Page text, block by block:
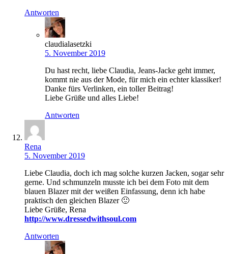
Antworten
claudialasetzki
5. November 2019
Du hast recht, liebe Claudia, Jeans-Jacke geht immer,
kommt nie aus der Mode, für mich ein echter klassiker!
Danke fürs Verlinken, ein toller Beitrag!
Liebe Grüße und alles Liebe!
Antworten
Rena
5. November 2019
Liebe Claudia, doch ich mag solche kurzen Jacken, sogar sehr
gerne. Und schmunzeln musste ich bei dem Foto mit dem
blauen Blazer mit der weißen Einfassung, denn ich habe
praktisch den gleichen Blazer 🙂
Liebe Grüße, Rena
http://www.dressedwithsoul.com
Antworten